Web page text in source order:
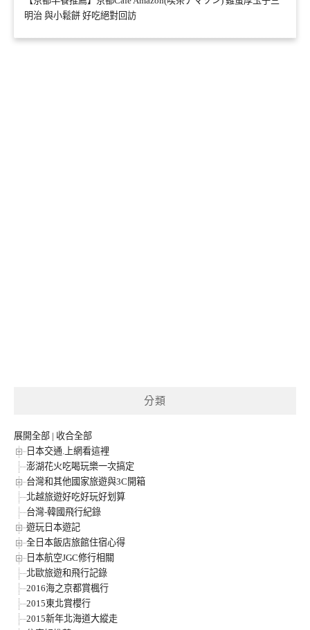
明治 與小鬆餅 好吃絕對回訪
分類
展開全部 | 收合全部
日本交通.上網看這裡
澎湖花火吃喝玩樂一次搞定
台灣和其他國家旅遊與3C開箱
北越旅遊好吃好玩好划算
台灣-韓國飛行紀錄
遊玩日本遊記
全日本飯店旅館住宿心得
日本航空JGC修行相關
北歐旅遊和飛行記錄
2016海之京都賞楓行
2015東北賞櫻行
2015新年北海道大縱走